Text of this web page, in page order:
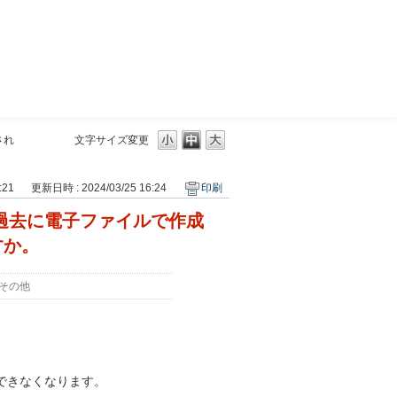
文字サイズ変更
れ
更新日時 : 2024/03/25 16:24 印刷
に電子ファイルで作成
。
その他
なくなります。